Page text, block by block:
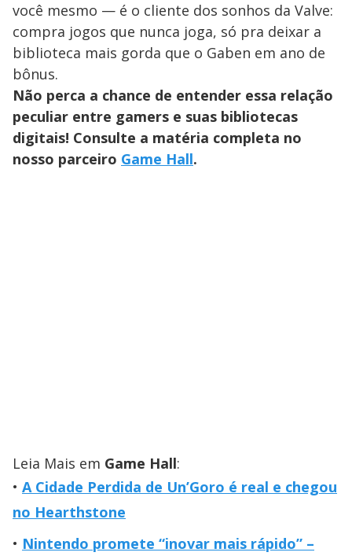
você mesmo — é o cliente dos sonhos da Valve:
compra jogos que nunca joga, só pra deixar a
biblioteca mais gorda que o Gaben em ano de
bônus.
Não perca a chance de entender essa relação
peculiar entre gamers e suas bibliotecas
digitais! Consulte a matéria completa no
nosso parceiro Game Hall.
Leia Mais em Game Hall:
A Cidade Perdida de Un’Goro é real e chegou
no Hearthstone
Nintendo promete “inovar mais rápido” –